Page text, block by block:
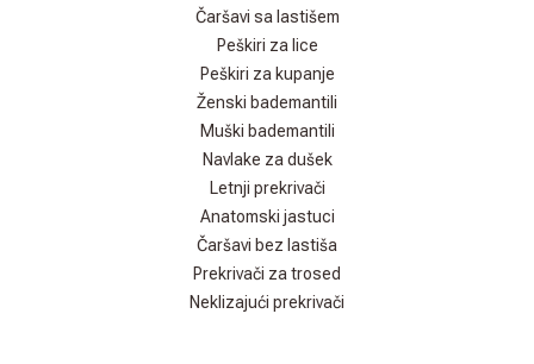
Čaršavi sa lastišem
Peškiri za lice
Peškiri za kupanje
Ženski bademantili
Muški bademantili
Navlake za dušek
Letnji prekrivači
Anatomski jastuci
Čaršavi bez lastiša
Prekrivači za trosed
Neklizajući prekrivači